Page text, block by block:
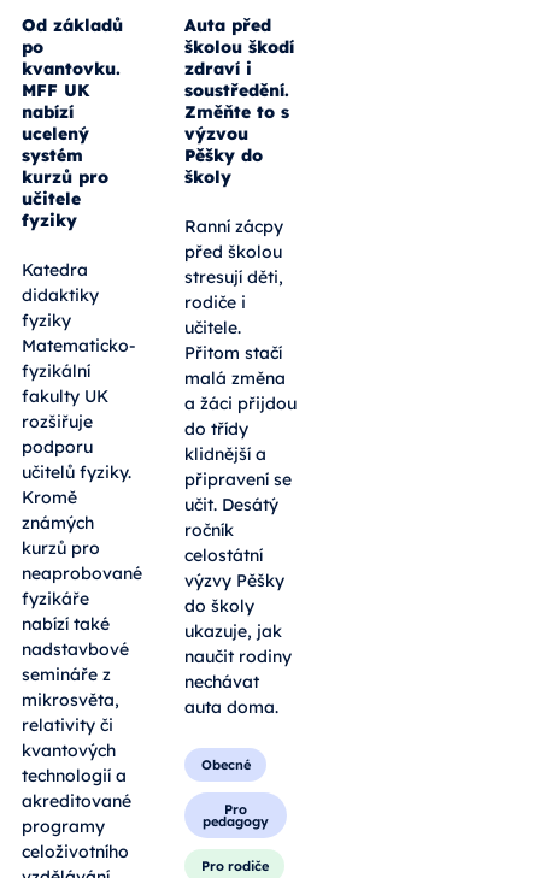
Od základů
po
kvantovku.
MFF UK
nabízí
ucelený
systém
kurzů pro
učitele
fyziky
Katedra
didaktiky
fyziky
Matematicko-
fyzikální
fakulty UK
rozšiřuje
podporu
učitelů fyziky.
Kromě
známých
kurzů pro
neaprobované
fyzikáře
nabízí také
nadstavbové
semináře z
mikrosvěta,
relativity či
kvantových
technologií a
akreditované
programy
celoživotního
Auta před
školou škodí
zdraví i
soustředění.
Změňte to s
výzvou
Pěšky do
školy
Ranní zácpy
před školou
stresují děti,
rodiče i
učitele.
Přitom stačí
malá změna
a žáci přijdou
do třídy
klidnější a
připravení se
učit. Desátý
ročník
celostátní
výzvy Pěšky
do školy
ukazuje, jak
naučit rodiny
nechávat
auta doma.
Obecné
Pro
pedagogy
Pro rodiče